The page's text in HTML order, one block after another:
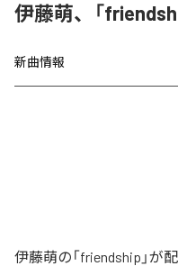
伊藤萌、「
新曲情報
伊藤萌の「friendship」が